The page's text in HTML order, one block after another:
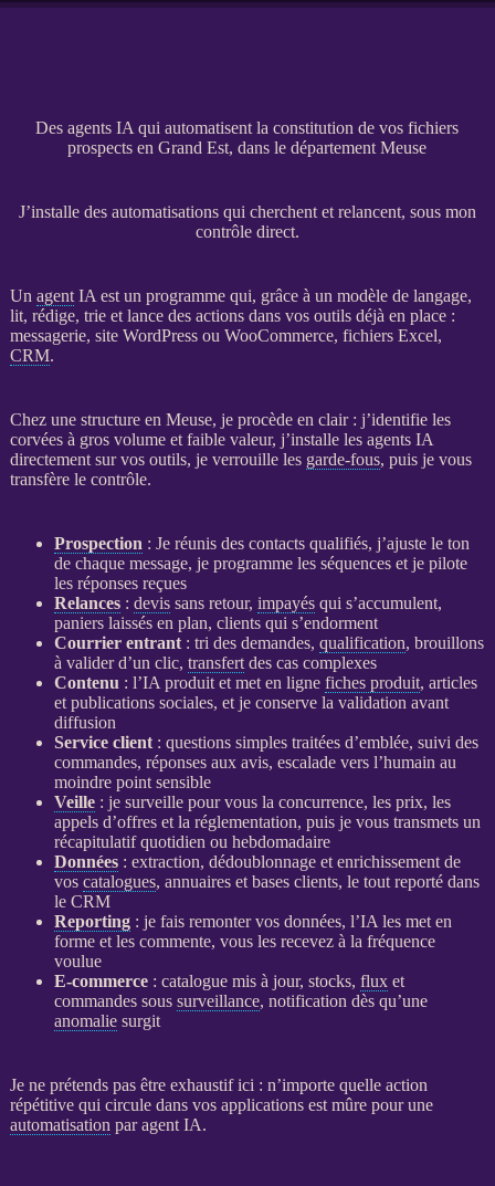
Des agents IA qui automatisent la constitution de vos fichiers
prospects en Grand Est, dans le département Meuse
J’installe des automatisations qui cherchent et relancent, sous mon
contrôle direct.
Un agent IA est un programme qui, grâce à un modèle de langage,
lit, rédige, trie et lance des actions dans vos outils déjà en place :
messagerie, site WordPressou WooCommerce, fichiers Excel,
CRM.
Chez une structure en Meuse, je procède en clair : j’identifie les
corvées à gros volume et faible valeur, j’installe les agents IA
directement sur vos outils, je verrouille les garde-fous, puis je vous
transfère le contrôle.
Prospection : Je réunis des contacts qualifiés, j’ajuste le ton
de chaque message, je programme les séquences et je pilote
les réponses reçues
Relances: devissans retour, impayésqui s’accumulent,
paniers laissés en plan, clients qui s’endorment
Courrier entrant: tri des demandes, qualification, brouillons
à valider d’un clic, transfertdes cas complexes
Contenu : l’IA produit et met en ligne fiches produit, articles
et publications sociales, et je conserve la validation avant
diffusion
Service client: questions simples traitées d’emblée, suivi des
commandes, réponses aux avis, escalade vers l’humain au
moindre point sensible
Veille: je surveille pour vous la concurrence, les prix, les
appels d’offres et la réglementation, puis je vous transmets un
récapitulatif quotidien ou hebdomadaire
Données: extraction, dédoublonnage et enrichissement de
vos catalogues, annuaires et bases clients, le tout reporté dans
le CRM
Reporting: je fais remonter vos données, l’IA les met en
forme et les commente, vous les recevez à la fréquence
voulue
E-commerce: cataloguemis à jour, stocks, fluxet
commandes sous surveillance, notification dès qu’une
anomaliesurgit
Je ne prétends pas être exhaustif ici : n’importe quelle action
répétitive qui circule dans vos applicationsest mûre pour une
automatisation paragent IA.